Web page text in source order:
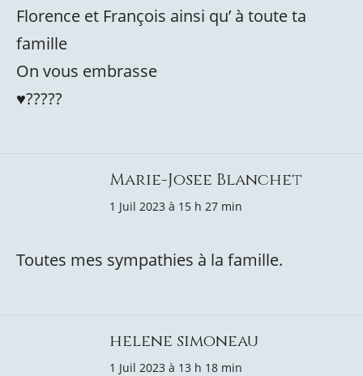
Florence et François ainsi qu’ à toute ta
famille
On vous embrasse
♥️?????
Marie-Josee Blanchet
1 Juil 2023 à 15 h 27 min
Toutes mes sympathies à la famille.
helene simoneau
1 Juil 2023 à 13 h 18 min